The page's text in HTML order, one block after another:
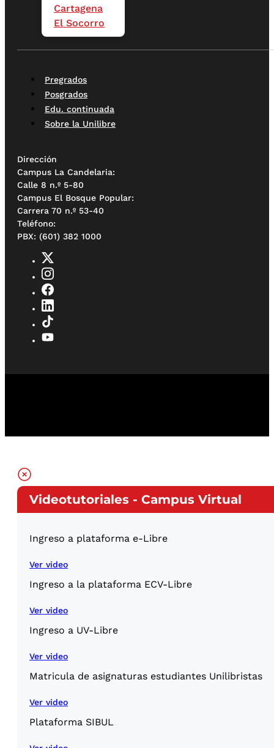
Cartagena
El Socorro
Pregrados
Posgrados
Edu. continuada
Sobre la Unilibre
Dirección
Campus La Candelaria:
Calle 8 n.º 5-80
Campus El Bosque Popular:
Carrera 70 n.º 53-40
Teléfono:
PBX: (601) 382 1000
Videotutoriales - Campus Virtual
Ingreso a plataforma e-Libre
Ver video
Ingreso a la plataforma ECV-Libre
Ver video
Ingreso a UV-Libre
Ver video
Matricula de asignaturas estudiantes Unilibristas
Ver video
Plataforma SIBUL